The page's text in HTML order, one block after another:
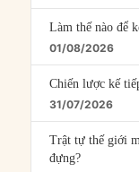
Làm thế nào để
01/08/2026
Chiến lược kế
31/07/2026
Trật tự thế giới
đựng?